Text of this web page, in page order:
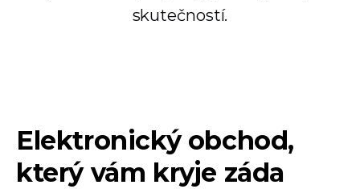
skutečností.
Elektronický obchod,
který vám kryje záda